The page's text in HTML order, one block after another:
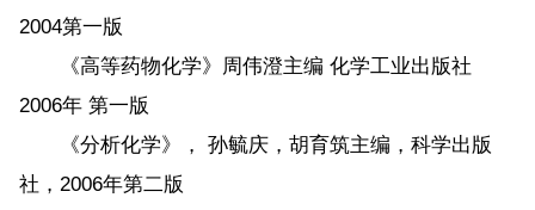
2004第一版
《高等药物化学》周伟澄主编 化学工业出版社
2006年 第一版
《分析化学》， 孙毓庆，胡育筑主编，科学出版
社，2006年第二版